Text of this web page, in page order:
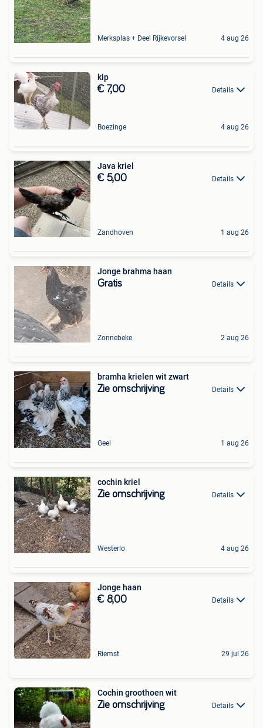
Merksplas + Deel Rijkevorsel 4 aug 26
kip
€ 7,00 Details
Boezinge 4 aug 26
Java kriel
€ 5,00 Details
Zandhoven 1 aug 26
Jonge brahma haan
Gratis Details
Zonnebeke 2 aug 26
bramha krielen wit zwart
Zie omschrijving Details
Geel 1 aug 26
cochin kriel
Zie omschrijving Details
Westerlo 4 aug 26
Jonge haan
€ 8,00 Details
Riemst 29 jul 26
Cochin groothoen wit
Zie omschrijving Details